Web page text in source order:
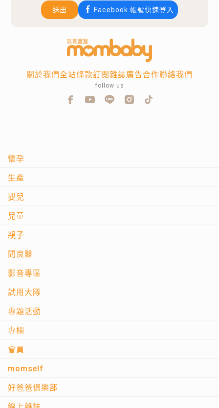
送出
Facebook 帳號快速登入
懷孕
生產
嬰兒
兒童
親子
問良醫
影音專區
試用大隊
專題活動
專欄
會員
momself
好爸爸俱樂部
關於我們全站條款訂閱雜誌廣告合作聯絡我們
follow us